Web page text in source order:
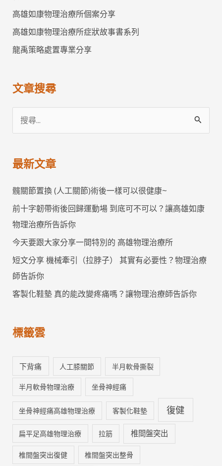
高雄如康物理治療所個案分享
高雄如康物理治療所症狀故事書系列
龍禹策略處置專業分享
文章搜尋
鍵
字
最新文章
髖關節置換 (人工關節)術後一樣可以很健康~
前十字韌帶術後回歸運動場 到底可不可以？讓高雄如康
物理治療所告訴你
今天要跟大家分享一間特別的 高雄物理治療所
短文分享 機械牽引（拉脖子） 其實有必要性？物理治療
師告訴你
客製化鞋墊 真的能改變疼痛嗎？讓物理治療師告訴你
標籤雲
下背痛 人工膝關節 半月軟骨撕裂
半月軟骨物理治療 坐骨神經痛
坐骨神經痛高雄物理治療 客製化鞋墊 復健
扁平足高雄物理治療 拉筋 椎間盤突出
椎間盤突出復健 椎間盤突出整骨